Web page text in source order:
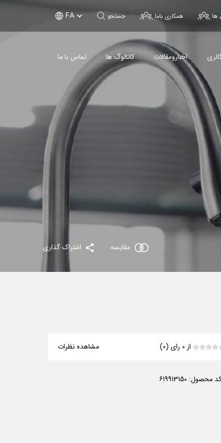
ها همکاری باما جستجو FA
اخبارومقالات کاتالوگ ها تماس با ما
مقایسه اشتراک گذاری
از 0 رای (0) مشاهده نظرات
کد محصول: 619913150